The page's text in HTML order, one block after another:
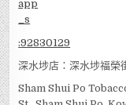
:92830129
深水埗店：深水埗福榮
Sham Shui Po